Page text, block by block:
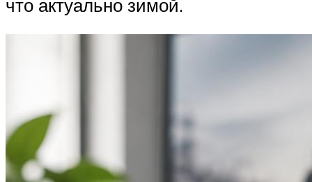
что актуально зимой.